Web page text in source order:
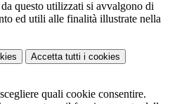
questo utilizzati si avvalgono di
ed utili alle finalità illustrate nella
Accetta tutti i cookies
quali cookie consentire.